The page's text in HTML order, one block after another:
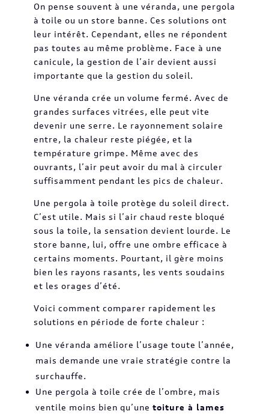
On pense souvent à une véranda, une pergola
à toile ou un store banne. Ces solutions ont
leur intérêt. Cependant, elles ne répondent
pas toutes au même problème. Face à une
canicule, la gestion de l’air devient aussi
importante que la gestion du soleil.
Une véranda crée un volume fermé. Avec de
grandes surfaces vitrées, elle peut vite
devenir une serre. Le rayonnement solaire
entre, la chaleur reste piégée, et la
température grimpe. Même avec des
ouvrants, l’air peut avoir du mal à circuler
suffisamment pendant les pics de chaleur.
Une pergola à toile protège du soleil direct.
C’est utile. Mais si l’air chaud reste bloqué
sous la toile, la sensation devient lourde. Le
store banne, lui, offre une ombre efficace à
certains moments. Pourtant, il gère moins
bien les rayons rasants, les vents soudains
et les orages d’été.
Voici comment comparer rapidement les
solutions en période de forte chaleur :
Une véranda améliore l’usage toute l’année,
mais demande une vraie stratégie contre la
surchauffe.
Une pergola à toile crée de l’ombre, mais
ventile moins bien qu’une toiture à lames